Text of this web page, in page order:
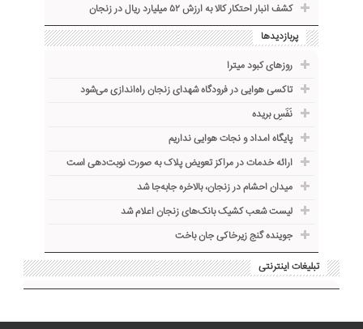
کشف انبار احتکار کالا به ارزش ۵۲ میلیارد ریال در زنجان
پربازدیدها
روزهای کبود میترا
تاکسی هوایی در فرودگاه شهدای زنجان راه‌اندازی می‌شود
نَفَسِ بریده
پایگاه امداد و نجات هوایی نداریم
ارائه خدمات در مراکز تعویض پلاک به صورت نوبت‌دهی است
میدان احشام در زنجان، بالاخره جا‌به‌جا شد
لیست شعب کشیک بانک‌های زنجان اعلام شد
جوینده گنج زیرخاکی جان باخت
تبلیغات اینترنتی